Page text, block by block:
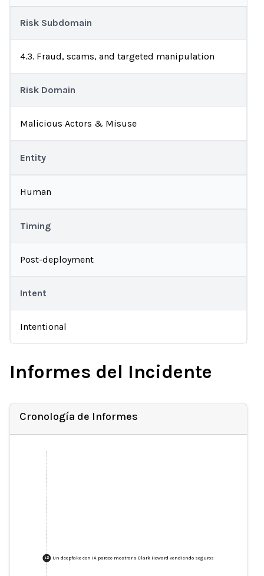
Risk Subdomain
4.3. Fraud, scams, and targeted manipulation
Risk Domain
Malicious Actors & Misuse
Entity
Human
Timing
Post-deployment
Intent
Intentional
Informes del Incidente
Cronología de Informes
+2 Un deepfake con IA parece mostrar a Clark Howard vendiendo seguros